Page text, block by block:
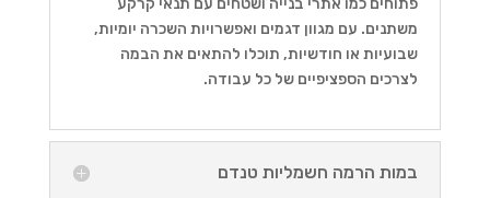
משתנים. עם מגוון דגמים ואפשרויות השכרה יומיות,
שבועיות או חודשיות, תוכלו להתאים את הבמה
לצרכים הספציפיים של כל עבודה.
במות הרמה חשמליות טנדם